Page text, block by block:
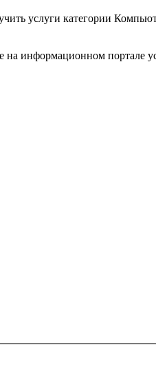
услуги категории
информационном портале